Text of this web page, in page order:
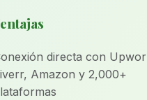
directa con
Amazon y 2,000+